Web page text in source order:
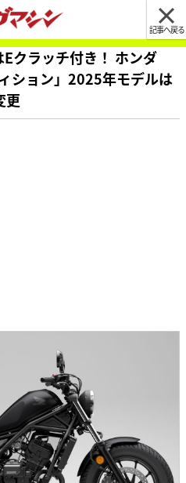
記事へ戻る
クラッチ付き！ ホンダ
ション」2025年モデルは
更